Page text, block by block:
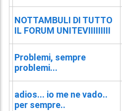
NOTTAMBULI DI TUTTO
IL FORUM UNITEVIIIIIIIII
Problemi, sempre
problemi...
adios... io me ne vado..
per sempre..